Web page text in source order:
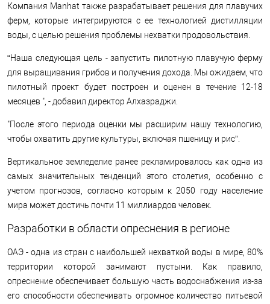
Компания Manhat также разрабатывает решения для плавучих
ферм, которые интегрируются с ее технологией дистилляции
воды, с целью решения проблемы нехватки продовольствия.
“Наша следующая цель - запустить пилотную плавучую ферму
для выращивания грибов и получения дохода. Мы ожидаем, что
пилотный проект будет построен и оценен в течение 12-18
месяцев ", - добавил директор Алхазраджи.
"После этого периода оценки мы расширим нашу технологию,
чтобы охватить другие культуры, включая пшеницу и рис”.
Вертикальное земледелие ранее рекламировалось как одна из
самых значительных тенденций этого столетия, особенно с
учетом прогнозов, согласно которым к 2050 году население
мира может достичь почти 11 миллиардов человек.
Разработки в области опреснения в регионе
ОАЭ - одна из стран с наибольшей нехваткой воды в мире, 80%
территории которой занимают пустыни. Как правило,
опреснение обеспечивает большую часть водоснабжения из-за
его способности обеспечивать огромное количество питьевой